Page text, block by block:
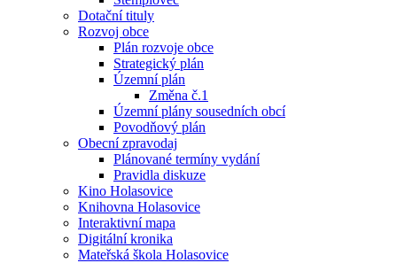
Dotační tituly
Rozvoj obce
Plán rozvoje obce
Strategický plán
Územní plán
Změna č.1
Územní plány sousedních obcí
Povodňový plán
Obecní zpravodaj
Plánované termíny vydání
Pravidla diskuze
Kino Holasovice
Knihovna Holasovice
Interaktivní mapa
Digitální kronika
Mateřská škola Holasovice